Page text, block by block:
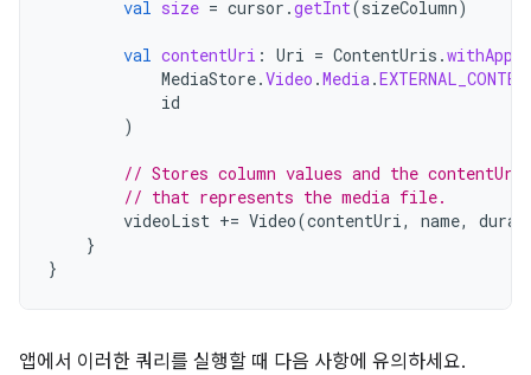
val size = cursor .getInt(sizeColumn)
val contentUri : Uri = ContentUris .
MediaStore.Video .Media.
id
)
// Stores column values and the
// that represents the media file.
videoList += Video(contentUri, name,
}
}
앱에서 이러한 쿼리를 실행할 때 다음 사항에 유의하세요.